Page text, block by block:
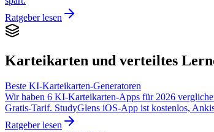
Ratgeber lesen
Karteikarten und verteiltes
Beste KI-Karteikarten-Generatoren
Wir haben 6 KI-Karteikarten-Apps für 2026
Gratis-Tarif. StudyGlens iOS-App ist kostenlos,
Ratgeber lesen